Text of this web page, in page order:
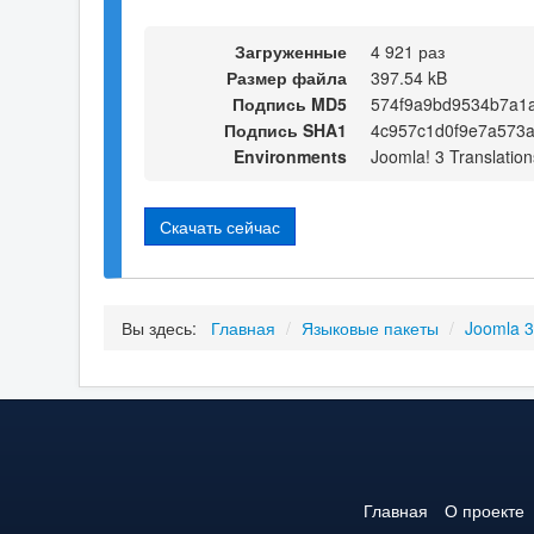
Загруженные
4 921 раз
Размер файла
397.54 kB
Подпись MD5
Подпись SHA1
Environments
Joomla! 3
Скачать сейчас
Вы здесь: Главная / Языковые пакеты / Joomla
Главная О проекте